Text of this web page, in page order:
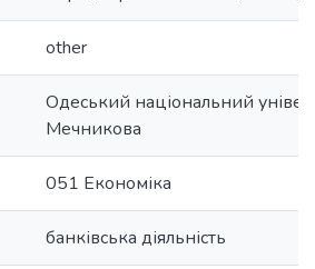
other
Одеський національний
Мечникова
051 Економіка
банківська діяльність